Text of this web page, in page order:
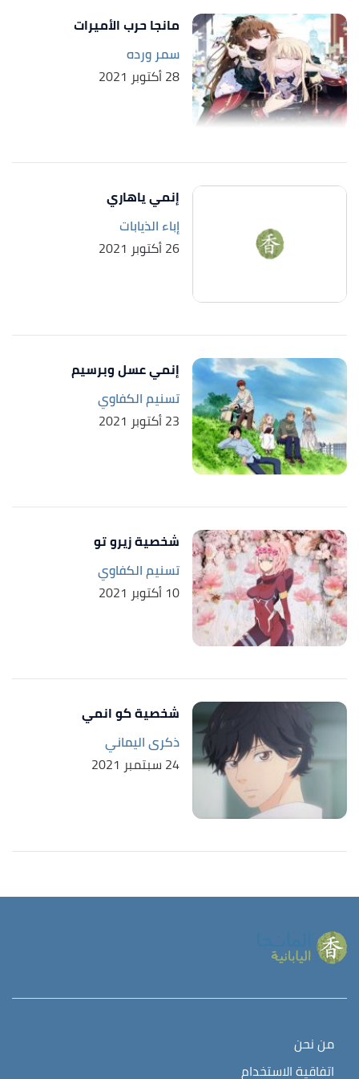
↑
"Characters / Kaguya-sama: Love Is War"
,
tvtropes, Retrieved 21/5/2023. Edited.
مانجا حرب الأميرات
سمر ورده
28 أكتوبر 2021
إنمي ياهاري
إباء الذيابات
26 أكتوبر 2021
إنمي عسل وبرسيم
تسنيم الكفاوي
23 أكتوبر 2021
شخصية زيرو تو
تسنيم الكفاوي
10 أكتوبر 2021
شخصية كو انمي
ذكرى اليماني
24 سبتمبر 2021
من نحن
اتفاقية الاستخدام